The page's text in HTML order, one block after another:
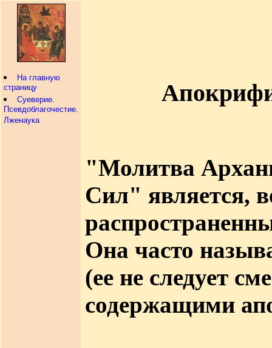
На главную
страницу
Суеверие.
Псевдоблагочестие.
Лженаука
"Молитва
Сил" является,
Она часто
(ее не следует
содержащими